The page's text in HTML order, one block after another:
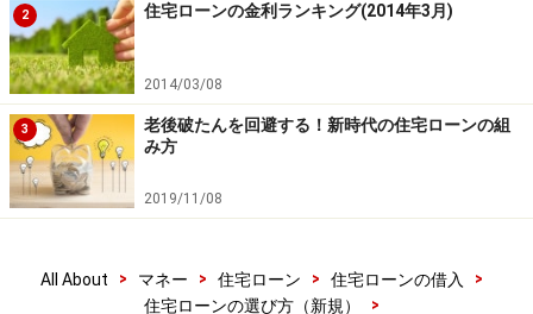
2 住宅ローンの金利ランキング(2014年3月)
2014/03/08
3
老後破たんを回避する！新時代の住宅ローンの組
み方
2019/11/08
All About > マネー > 住宅ローン > 住宅ローンの借入
>
住宅ローンの選び方（新規）
>